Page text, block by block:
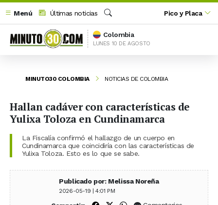
Menú
Últimas noticias
Buscar
Pico y Placa
Colombia
LUNES 10 DE AGOSTO
MINUTO30 COLOMBIA NOTICIAS DE COLOMBIA
Hallan cadáver con características de
Yulixa Toloza en Cundinamarca
La Fiscalía confirmó el hallazgo de un cuerpo en
Cundinamarca que coincidiría con las características de
Yulixa Toloza. Esto es lo que se sabe.
Publicado por: Melissa Noreña
2026-05-19 | 4:01 PM